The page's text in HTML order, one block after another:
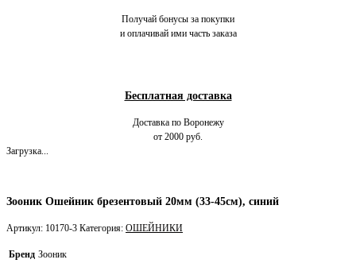
Получай бонусы за покупки
и оплачивай ими часть заказа
Бесплатная доставка
Доставка по Воронежу
от 2000 руб.
Загрузка...
Зооник Ошейник брезентовый 20мм (33-45см), синий
Артикул: 10170-3 Категория: ОШЕЙНИКИ
Бренд Зооник